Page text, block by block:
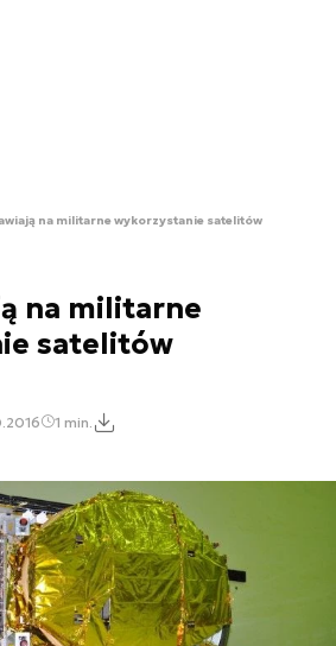
na militarne wykorzystanie satelitów
na militarne
satelitów
1 min.